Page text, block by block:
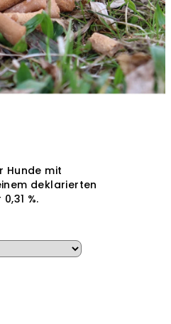
Hunde mit
deklarierten
%.